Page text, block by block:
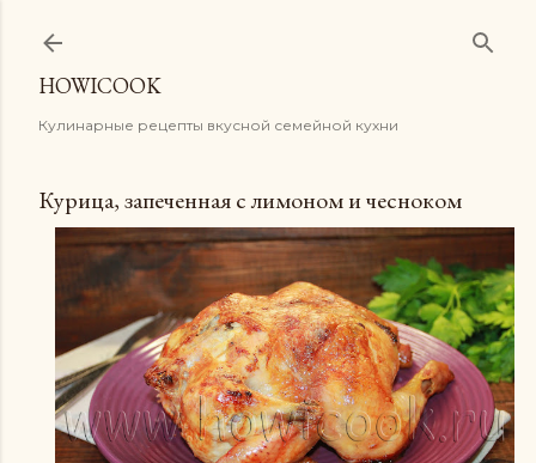
HOWICOOK
Кулинарные рецепты вкусной семейной кухни
Курица, запеченная с лимоном и чесноком